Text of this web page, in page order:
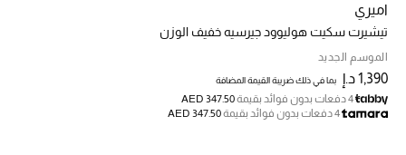
خصم حتى 70%
تسوقوا الآن
ما وصلنا حديثاً
اميري
تيشيرت سكيت هوليوود جيرسيه خفيف الوزن
الموسم الجديد
1,390 د.إ بما في ذلك ضريبة القيمة المضافة
4 دفعات بدون فوائد بقيمة
AED 347.50
4 دفعات بدون فوائد بقيمة
AED 347.50